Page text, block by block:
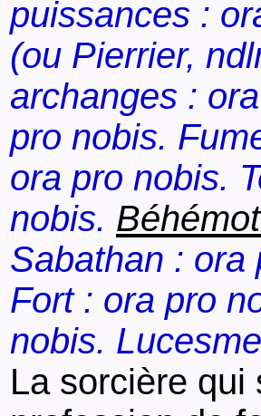
puissances :
(ou Pierrier,
archanges :
pro nobis.
ora pro nobis.
nobis.
Sabathan : ora
Fort : ora pro
nobis.
La sorcière qui